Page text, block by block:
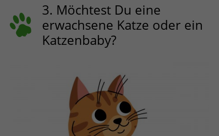
3. Möchtest Du eine
erwachsene Katze oder ein
Katzenbaby?